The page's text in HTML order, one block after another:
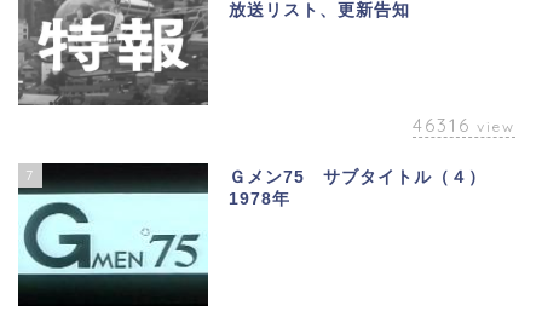
放送リスト、更新告知
46316 view
7
Ｇメン75 サブタイトル（４）
1978年